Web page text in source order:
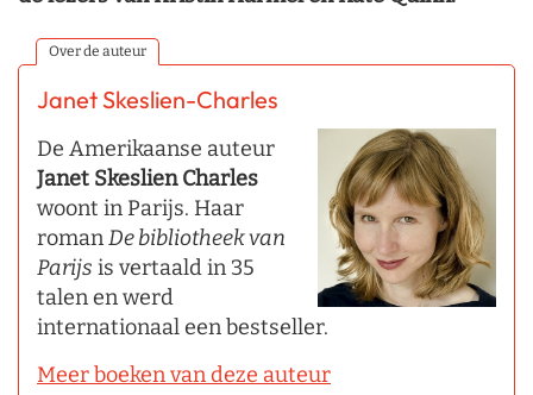
Over de auteur
Janet Skeslien-Charles
De Amerikaanse auteur
Janet Skeslien Charles
woont in Parijs. Haar
romanDe bibliotheek van
Parijs is vertaald in 35
talen en werd
internationaal een bestseller.
Meer boeken van deze auteur